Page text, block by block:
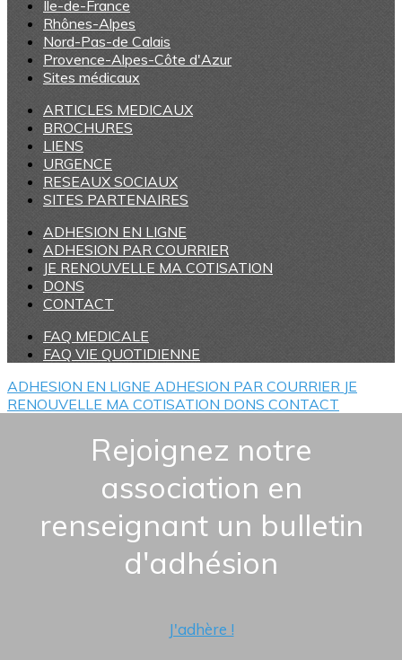
Ile-de-France
Rhônes-Alpes
Nord-Pas-de Calais
Provence-Alpes-Côte d'Azur
Sites médicaux
ARTICLES MEDICAUX
BROCHURES
LIENS
URGENCE
RESEAUX SOCIAUX
SITES PARTENAIRES
ADHESION EN LIGNE
ADHESION PAR COURRIER
JE RENOUVELLE MA COTISATION
DONS
CONTACT
FAQ MEDICALE
FAQ VIE QUOTIDIENNE
ADHESION EN LIGNE ADHESION PAR COURRIER JE
RENOUVELLE MA COTISATION DONS CONTACT
Rejoignez notre
association en
renseignant un bulletin
d'adhésion
J'adhère !